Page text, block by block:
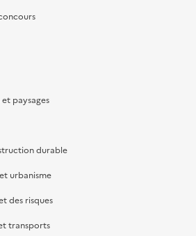
paysages
durable
urbanisme
des risques
transports